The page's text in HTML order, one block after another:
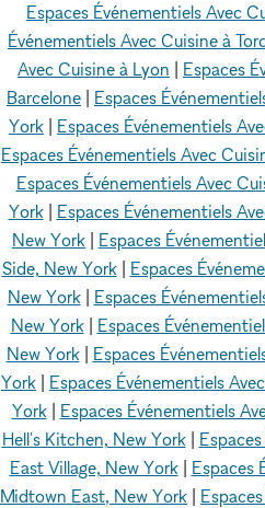
Espaces Événementiels Avec
Événementiels Avec Cuisine à
Avec Cuisine à Lyon
Espaces
Barcelone
Espaces
York
Espaces Événementiels
Espaces Événementiels Avec
Espaces Événementiels Avec
York| Espaces Événementiels
New York
Espaces
Side, New York| Espaces
New York| Espaces
New York| Espaces
New York| Espaces
York
Espaces Événementiels
York| Espaces Événementiels
Hell's Kitchen, New York|
East Village, New York| Espaces
Midtown East, New York